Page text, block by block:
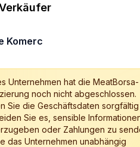
Komerc
Unternehmen hat die MeatBorsa-
noch nicht abgeschlossen.
Sie die Geschäftsdaten
Sie es, sensible
oder Zahlungen zu
das Unternehmen unabhängig